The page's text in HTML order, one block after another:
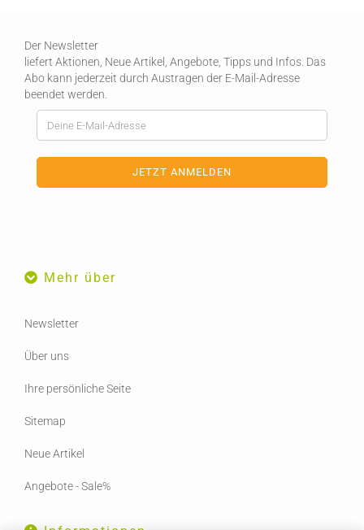
Der Newsletter
liefert Aktionen, Neue Artikel, Angebote, Tipps und Infos. Das
Abo kann jederzeit durch Austragen der E-Mail-Adresse
beendet werden.
Mehr über
Newsletter
Über uns
Ihre persönliche Seite
Sitemap
Neue Artikel
Angebote - Sale%